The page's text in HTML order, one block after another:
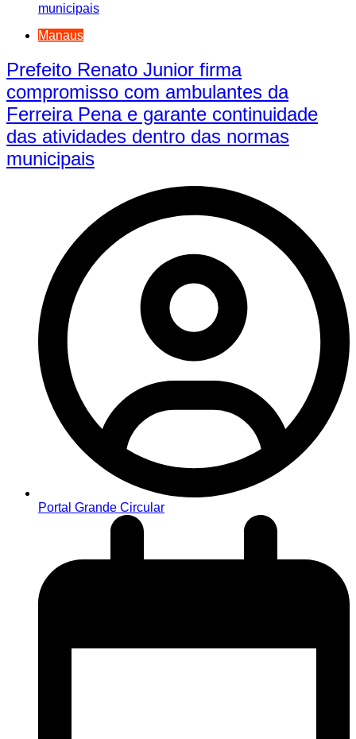
Manaus
Prefeito Renato Junior firma
compromisso com ambulantes da
Ferreira Pena e garante continuidade
das atividades dentro das normas
municipais
Portal Grande Circular